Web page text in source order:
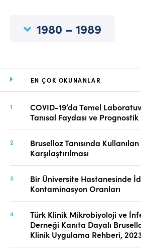
EN ÇOK OKUNANLAR
COVID-19’da Temel
Tanısal Faydası ve
Bruselloz Tanısında
Karşılaştırılması
Bir Üniversite Hastanesinde
Kontaminasyon Oranları
Türk Klinik Mikrobiyoloji ve
Derneği Kanıta Dayalı
Klinik Uygulama Rehberi,
1980 – 1989